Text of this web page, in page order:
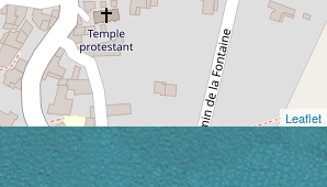
Leaflet